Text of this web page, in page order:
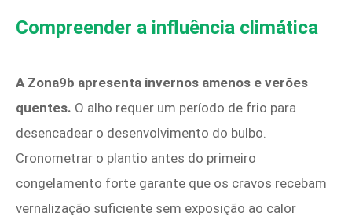
Compreender a influência climática
A Zona9b apresenta invernos amenos e verões
quentes. O alho requer um período de frio para
desencadear o desenvolvimento do bulbo.
Cronometrar o plantio antes do primeiro
congelamento forte garante que os cravos recebam
vernalização suficiente sem exposição ao calor